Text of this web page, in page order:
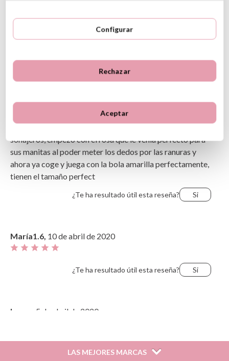
1
Opiniones de clientes
Ordenar
Lo más útil
Valoraciones más altas
Mi bebe se entretiene mucho desde los 3 meses con estos
sonajeros, empezó con el rosa que le venía perfecto para
sus manitas al poder meter los dedos por las ranuras y
ahora ya coge y juega con la bola amarilla perfectamente,
tienen el tamaño perfect
¿Te ha resultado útil esta reseña? Si
María1.6, 10 de abril de 2020
¿Te ha resultado útil esta reseña? Si
Laura, 5 de abril de 2020
tres, cada uno con un sonido diferente, con lo que la
LAS MEJORES MARCAS
Configurar
Rechazar
Aceptar